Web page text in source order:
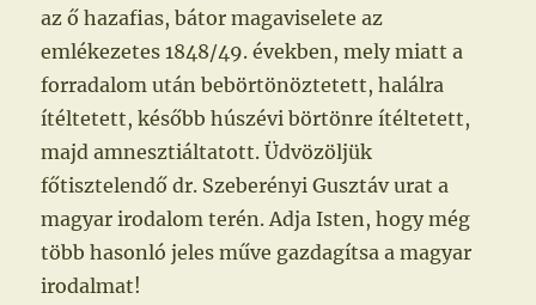
az ő hazafias, bátor magaviselete az
emlékezetes 1848/49. években, mely miatt a
forradalom után bebörtönöztetett, halálra
ítéltetett, később húszévi börtönre ítéltetett,
majd amnesztiáltatott. Üdvözöljük
főtisztelendő dr. Szeberényi Gusztáv urat a
magyar irodalom terén. Adja Isten, hogy még
több hasonló jeles műve gazdagítsa a magyar
irodalmat!